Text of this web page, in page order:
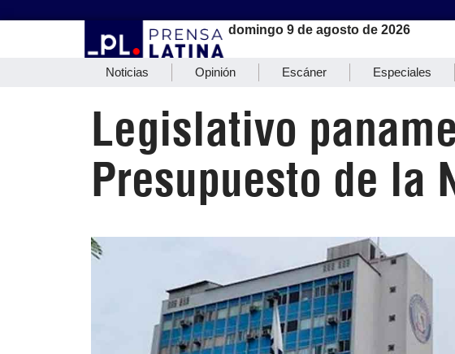
domingo 9 de agosto de 2026
Noticias Opinión Escáner Especiales
Legislativo
Presupuesto de la